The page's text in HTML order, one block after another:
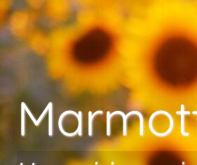
Aller au contenu